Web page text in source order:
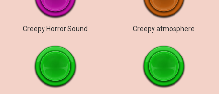
Creepy Horror Sound Creepy atmosphere